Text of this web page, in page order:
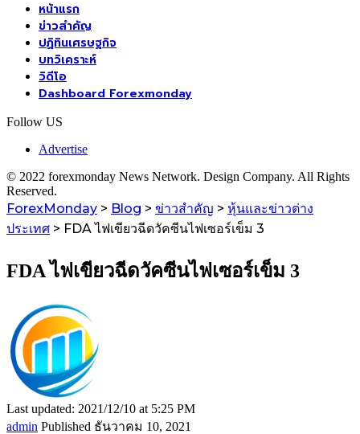
หน้าแรก
ข่าวสำคัญ
ปฏิทินเศรษฐกิจ
บทวิเคราะห์
วิดีโอ
Dashboard Forexmonday
Follow US
Advertise
© 2022 forexmonday News Network. Design Company. All Rights
Reserved.
ForexMonday > Blog > ข่าวสำคัญ > หุ้นและข่าวต่าง
ประเทศ > FDA ไฟเขียวฉีดวัคซีนไฟเซอร์เข็ม 3
FDA ไฟเขียวฉีดวัคซีนไฟเซอร์เข็ม 3
Last updated: 2021/12/10 at 5:25 PM
admin Published ธันวาคม 10, 2021